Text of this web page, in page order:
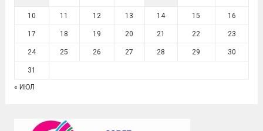
10 11 12 13 14 15 16
17 18 19 20 21 22 23
24 25 26 27 28 29 30
31
« ИЮЛ